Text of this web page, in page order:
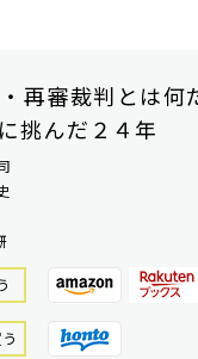
再審裁判とは何
挑んだ２４年